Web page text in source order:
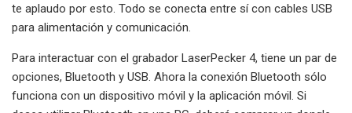
te aplaudo por esto. Todo se conecta entre sí con cables USB
para alimentación y comunicación.
Para interactuar con el grabador LaserPecker 4, tiene un par de
opciones, Bluetooth y USB. Ahora la conexión Bluetooth sólo
funciona con un dispositivo móvil y la aplicación móvil. Si